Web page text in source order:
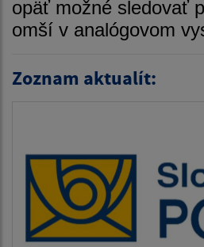
opäť možné sledovať
omší v analógovom
Zoznam aktualít: